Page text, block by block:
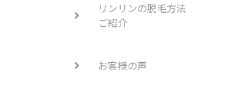
リンリンの脱毛方法
ご紹介
お客様の声